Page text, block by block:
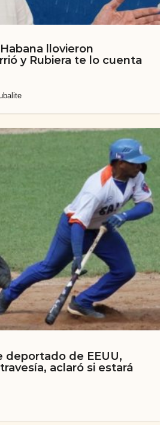
llovieron
y Rubiera te lo cuenta
deportado de EEUU,
aclaró si estará